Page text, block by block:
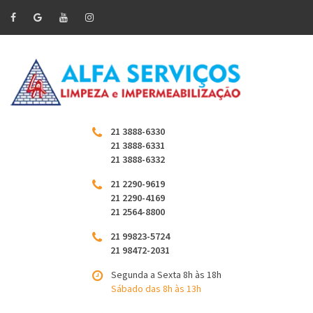
21 3888-6330
21 3888-6331
21 3888-6332
21 2290-9619
21 2290-4169
21 2564-8800
21 99823-5724
21 98472-2031
Segunda a Sexta 8h às 18h
Sábado das 8h às 13h